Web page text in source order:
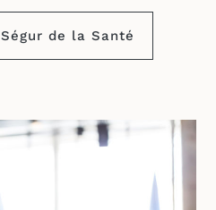
Ségur de la Santé